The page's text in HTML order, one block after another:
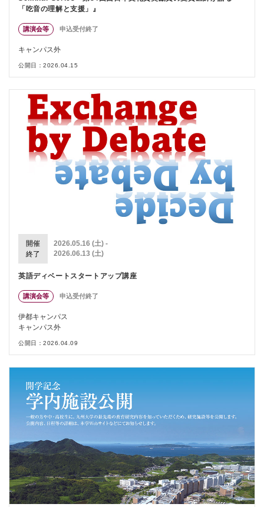
「吃音の理解と支援」』
講演会等 申込受付終了
キャンパス外
公開日：2026.04.15
開催
終了
2026.05.16 (土) -
2026.06.13 (土)
英語ディベートスタートアップ講座
講演会等 申込受付終了
伊都キャンパス
キャンパス外
公開日：2026.04.09